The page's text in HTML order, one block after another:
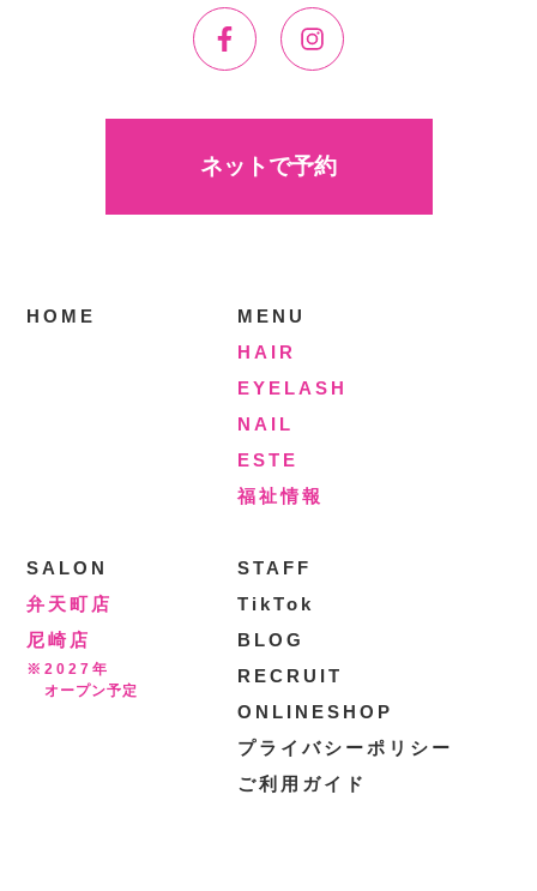
ネットで予約
HOME
MENU
HAIR
EYELASH
NAIL
ESTE
福祉情報
SALON
弁天町店
尼崎店
※2027年
オープン予定
STAFF
TikTok
BLOG
RECRUIT
ONLINESHOP
プライバシーポリシー
ご利用ガイド